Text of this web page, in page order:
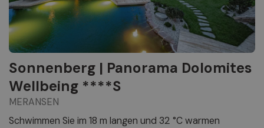
Sonnenberg | Panorama Dolomites
Wellbeing ****S
MERANSEN
Schwimmen Sie im 18 m langen und 32 °C warmen